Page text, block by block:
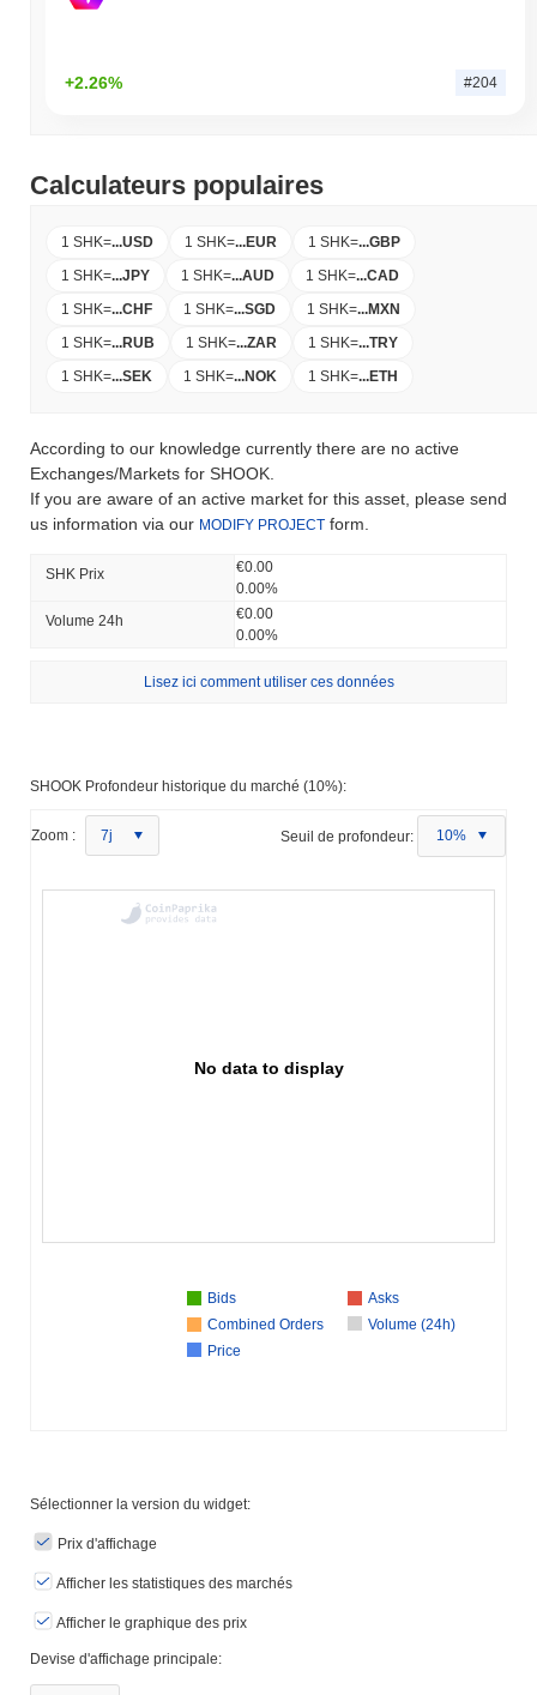
+2.26% #204
Calculateurs populaires
1 SHK=...USD 1 SHK=...EUR 1 SHK=...GBP
1 SHK=...JPY 1 SHK=...AUD 1 SHK=...CAD
1 SHK=...CHF 1 SHK=...SGD 1 SHK=...MXN
1 SHK=...RUB 1 SHK=...ZAR 1 SHK=...TRY
1 SHK=...SEK 1 SHK=...NOK 1 SHK=...ETH
According to our knowledge currently there are no active
Exchanges/Markets for SHOOK.
If you are aware of an active market for this asset, please send
us information via our MODIFY PROJECT form.
SHK Prix ​​
€0.00
0.00%
Volume 24h
€0.00
0.00%
Lisez ici comment utiliser ces données
SHOOK Profondeur historique du marché (10%):
Zoom : 7j Seuil de profondeur: 10%
No data to display
Bids
Asks
Combined Orders
Volume (24h)
Price
Sélectionner la version du widget:
Prix ​​d'affichage
Afficher les statistiques des marchés
Afficher le graphique des prix
Devise d'affichage principale: